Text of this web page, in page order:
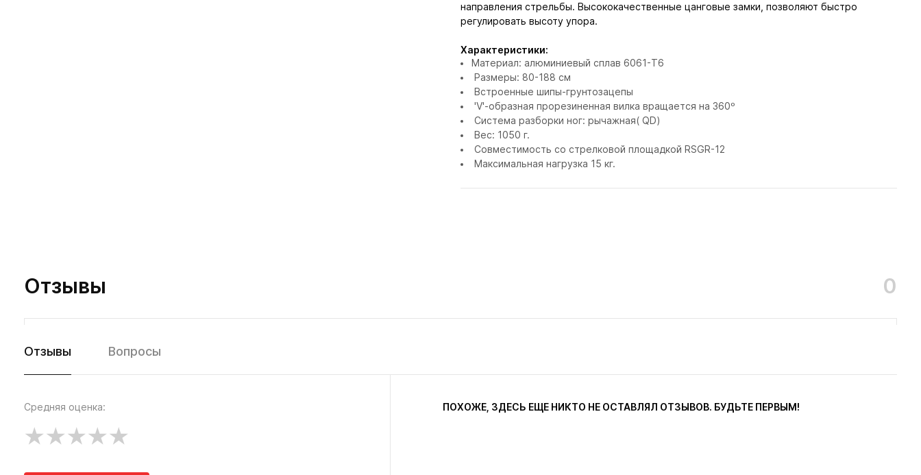
направления стрельбы. Высококачественные цанговые замки, позволяют быстро
регулировать высоту упора.
Характеристики:
Материал: алюминиевый сплав 6061-T6
Размеры: 80-188 см
Встроенные шипы-грунтозацепы
'V'-образная прорезиненная вилка вращается на 360º
Система разборки ног: рычажная( QD)
Вес: 1050 г.
Совместимость со стрелковой площадкой RSGR-12
Максимальная нагрузка 15 кг.
Отзывы 0
Отзывы Вопросы
Средняя оценка: ПОХОЖЕ, ЗДЕСЬ ЕЩЕ НИКТО НЕ ОСТАВЛЯЛ ОТЗЫВОВ. БУДЬТЕ ПЕРВЫМ!